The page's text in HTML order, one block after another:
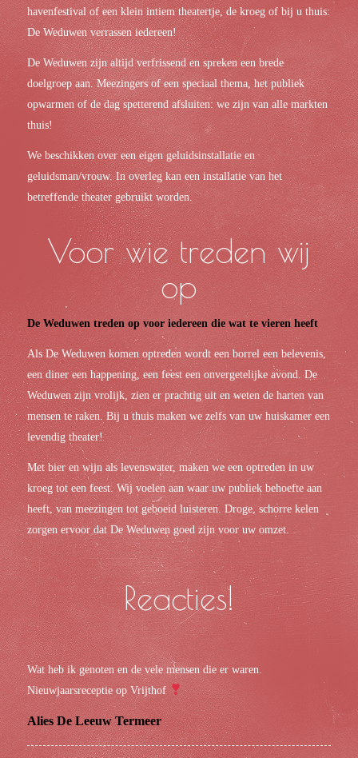
havenfestival of een klein intiem theatertje, de kroeg of bij u thuis:
De Weduwen verrassen iedereen!
De Weduwen zijn altijd verfrissend en spreken een brede
doelgroep aan. Meezingers of een speciaal thema, het publiek
opwarmen of de dag spetterend afsluiten: we zijn van alle markten
thuis!
We beschikken over een eigen geluidsinstallatie en
geluidsman/vrouw. In overleg kan een installatie van het
betreffende theater gebruikt worden.
Voor wie treden wij
op
De Weduwen treden op voor iedereen die wat te vieren heeft
Als De Weduwen komen optreden wordt een borrel een belevenis,
een diner een happening, een feest een onvergetelijke avond. De
Weduwen zijn vrolijk, zien er prachtig uit en weten de harten van
mensen te raken. Bij u thuis maken we zelfs van uw huiskamer een
levendig theater!
Met bier en wijn als levenswater, maken we een optreden in uw
kroeg tot een feest. Wij voelen aan waar uw publiek behoefte aan
heeft, van meezingen tot geboeid luisteren. Droge, schorre kelen
zorgen ervoor dat De Weduwen goed zijn voor uw omzet.
Reacties!
Wat heb ik genoten en de vele mensen die er waren.
Nieuwjaarsreceptie op Vrijthof
Alies De Leeuw Termeer